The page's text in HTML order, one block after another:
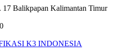
17 Balikpapan Kalimantan Timur
K3 INDONESIA